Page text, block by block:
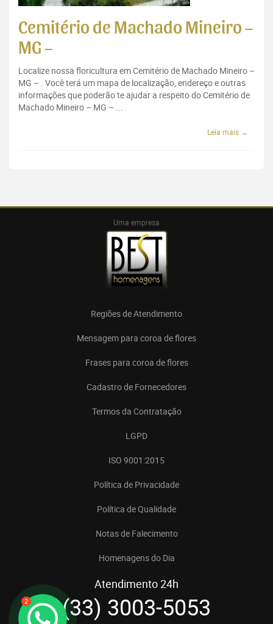
2
Cemitério de Machado Mineiro –
MG –
Localize nossa floricultura em Cemitério de Machado Mineiro –
MG – . Você terá um mapa de localização, endereço e outras
informações que poderão te ajudar a respeito do Cemitério de
Machado Mineiro – MG – ...
Leia mais →
Uma empresa
Regiões de Atendimento
Mensagem para coroa de flores
Frases para coroa de flores
Cadastro de Fornecedores
Termos da Contratação
LGPD
ISO 9001:2015
Política de Privacidade
Política de Qualidade
Notas de Falecimento
Homenagens do Dia
Atendimento 24h
(33) 3003-5053